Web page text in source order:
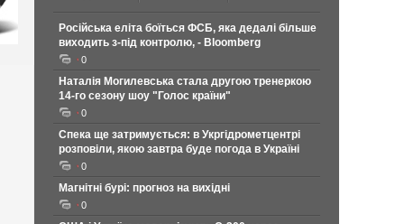
Російська еліта боїться ФСБ, яка дедалі більше
виходить з-під контролю, - Bloomberg
0
Наталія Могилевська стала другою тренеркою
14-го сезону шоу "Голос країни"
0
Спека ще затримується: в Укргідрометцентрі
розповіли, якою завтра буде погода в Україні
0
Магнітні бурі: прогноз на вихідні
0